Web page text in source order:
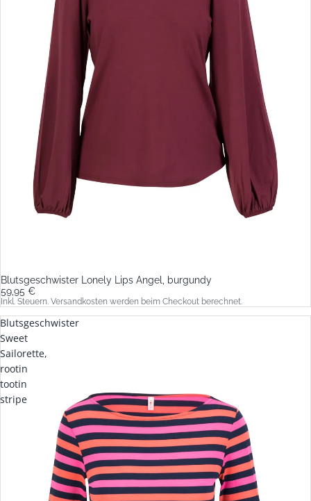
Blutsgeschwister Lonely Lips Angel, burgundy
59,95 €
Inkl. Steuern. Versandkosten werden beim Checkout berechnet.
Blutsgeschwister
Sweet
Sailorette,
rootin
tootin
stripe